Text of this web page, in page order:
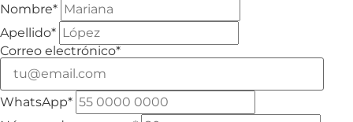
Nombre*
Apellido*
Correo electrónico*
WhatsApp*